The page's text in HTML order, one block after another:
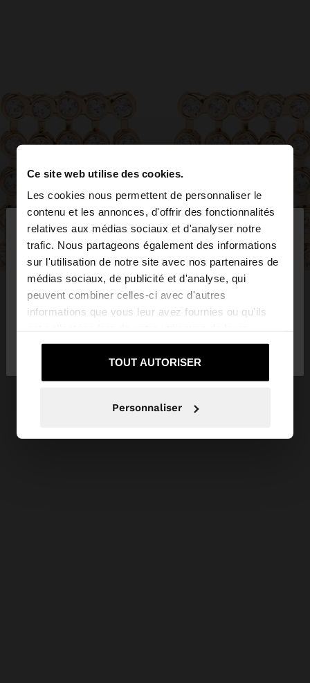
Ce site web utilise des cookies.
Les cookies nous permettent de personnaliser le
contenu et les annonces, d'offrir des fonctionnalités
relatives aux médias sociaux et d'analyser notre
trafic. Nous partageons également des informations
sur l'utilisation de notre site avec nos partenaires de
médias sociaux, de publicité et d'analyse, qui
peuvent combiner celles-ci avec d'autres
informations que vous leur avez fournies ou qu'ils
services.
TOUT AUTORISER
Personnaliser
bonjour ×
Vous accédez au site depuis Suisse. Voulez-vous
parcourir notre site au United States?